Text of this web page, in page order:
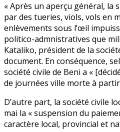
« Après un aperçu général, la
par des tueries, viols, vols en
enlèvements sous l’œil
politico-admnistratives que
Kataliko, président de la
document. En conséquence,
société civile de Beni a «
de journées ville morte à partir
D’autre part, la société civile
mai la « suspension du
caractère local, provincial et